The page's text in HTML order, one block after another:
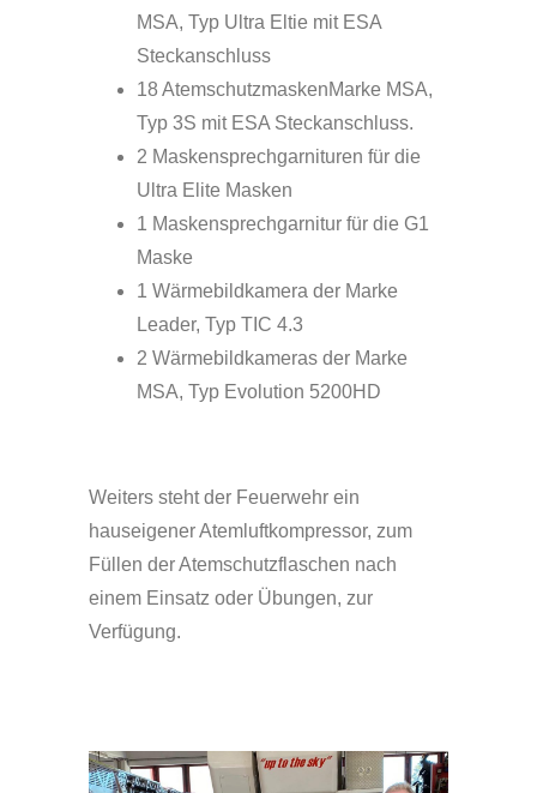
MSA, Typ Ultra Eltie mit ESA
Steckanschluss
18 AtemschutzmaskenMarke MSA,
Typ 3S mit ESA Steckanschluss.
2 Maskensprechgarnituren für die
Ultra Elite Masken
1 Maskensprechgarnitur für die G1
Maske
1 Wärmebildkamera der Marke
Leader, Typ TIC 4.3
2 Wärmebildkameras der Marke
MSA, Typ Evolution 5200HD
Weiters steht der Feuerwehr ein
hauseigener Atemluftkompressor, zum
Füllen der Atemschutzflaschen nach
einem Einsatz oder Übungen, zur
Verfügung.